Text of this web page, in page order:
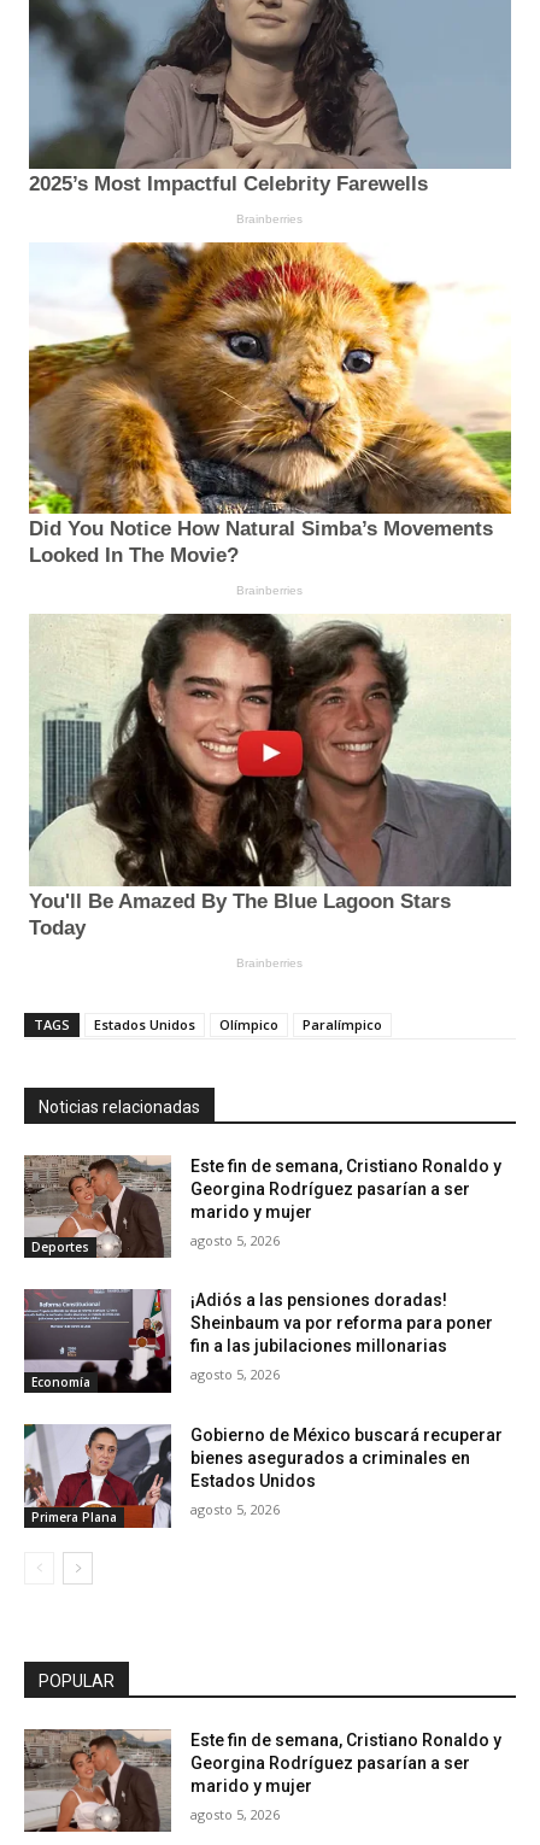
TAGS Estados Unidos Olímpico Paralímpico
Noticias relacionadas
Deportes
Este fin de semana, Cristiano Ronaldo y
Georgina Rodríguez pasarían a ser
marido y mujer
agosto 5, 2026
Economía
¡Adiós a las pensiones doradas!
Sheinbaum va por reforma para poner
fin a las jubilaciones millonarias
agosto 5, 2026
Primera Plana
Gobierno de México buscará recuperar
bienes asegurados a criminales en
Estados Unidos
agosto 5, 2026
POPULAR
Este fin de semana, Cristiano Ronaldo y
Georgina Rodríguez pasarían a ser
marido y mujer
agosto 5, 2026